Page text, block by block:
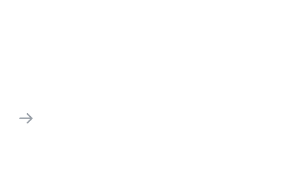
Mes petits-enfants viennent passer le